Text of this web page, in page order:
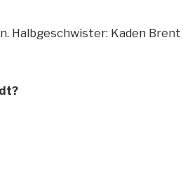
Halbgeschwister: Kaden Brent